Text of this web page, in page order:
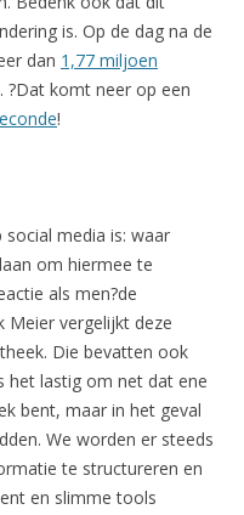
is. Op de dag na de
dan 1,77 miljoen
?Dat komt neer op een
!
media is: waar
om hiermee te
als men?de
Meier vergelijkt deze
Die bevatten ook
het lastig om net dat ene
bent, maar in het geval
We worden er steeds
te structureren en
en slimme tools